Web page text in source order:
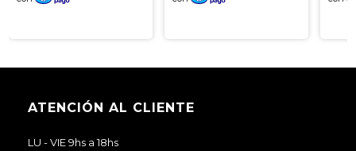
ATENCIÓN AL CLIENTE
LU - VIE 9hs a 18hs